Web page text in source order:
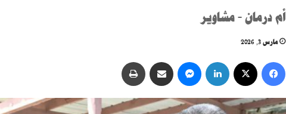
أم درمان - مشاوير
مارس 3, 2026
فيسبوك لينكدإن ماسنجر مشاركة عبر البريد